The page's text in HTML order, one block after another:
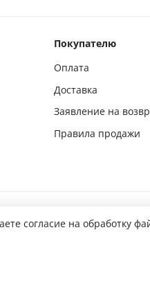
Покупателю
Оплата
Доставка
Заявление на
Правила продажи
Подпишись и
согласие на обработку